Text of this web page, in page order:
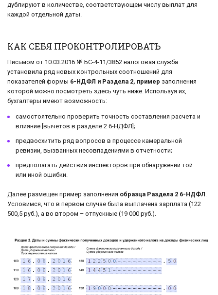
дублируют в количестве, соответствующем числу выплат для
каждой отдельной даты.
КАК СЕБЯ ПРОКОНТРОЛИРОВАТЬ
Письмом от 10.03.2016 № БС-4-11/3852 налоговая служба
установила ряд новых контрольных соотношений для
показателей формы 6-НДФЛ и Раздела 2, пример заполнения
которой можно посмотреть здесь чуть ниже. Используя их,
бухгалтеры имеют возможность:
самостоятельно проверить точность составления расчета и
влияние [вычетов в разделе 2 6-НДФЛ];
предвосхитить ряд вопросов в процессе камеральной
ревизии, вызванных несовпадениями в отчетности;
предполагать действия инспекторов при обнаружении той
или иной ошибки.
Далее размещен пример заполнения образца Раздела 2 6-НДФЛ.
Условимся, что в первом случае была выплачена зарплата (122
500,5 руб.), а во втором – отпускные (19 000 руб.).